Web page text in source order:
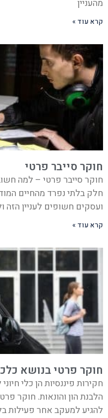
מהעניין
קרא עוד »
חוקר סייבר פרטי
חוקר סייבר פרטי – למה
חלק בלתי נפרד מהחיים
ועסקים חשופים לעניין הזה
קרא עוד »
חוקר פרטי בנושא
חקירות פיננסיות הן כלי
הלבנת הון והונאות. חוקר
להגיע למעקב אחר פעילות